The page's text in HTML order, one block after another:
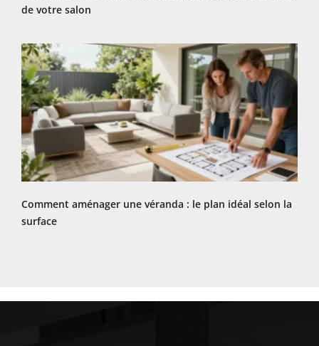
de votre salon
Comment aménager une véranda : le plan idéal selon la
surface